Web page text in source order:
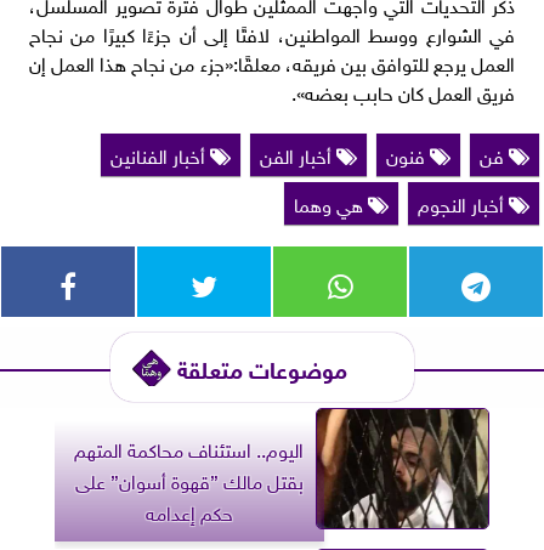
في الشوارع ووسط المواطنين، لافتًا إلى أن جزءًا كبيرًا من نجاح
العمل يرجع للتوافق بين فريقه، معلقًا:«جزء من نجاح هذا العمل إن
فريق العمل كان حابب بعضه».
فن
فنون أخبار الفن
أخبار الفنانين
أخبار النجوم
هي وهما
موضوعات متعلقة
اليوم.. استئناف محاكمة المتهم
بقتل مالك ”قهوة أسوان” على
حكم إعدامه